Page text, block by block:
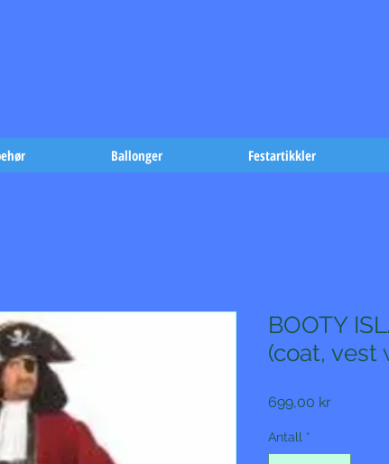
Ballonger Festartikkler
BOOTY
(coat, vest
699,00 krPris
Antall *